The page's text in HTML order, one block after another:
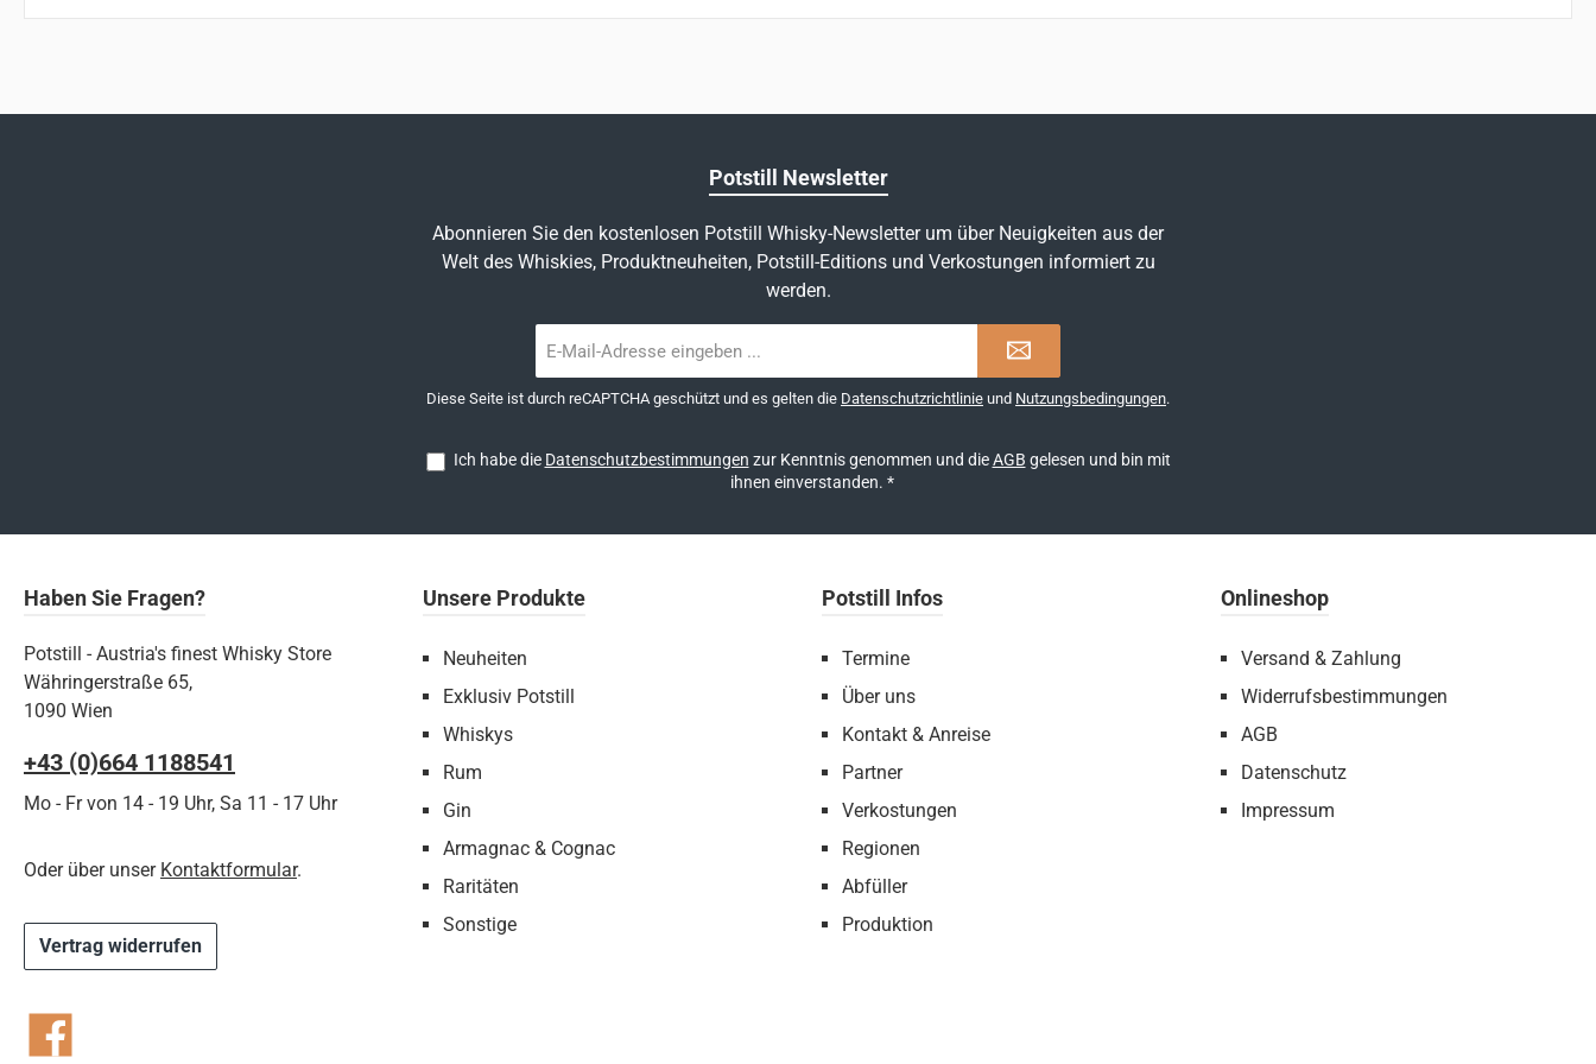
Potstill Newsletter
Abonnieren Sie den kostenlosen Potstill Whisky-Newsletter um über Neuigkeiten aus der
Welt des Whiskies, Produktneuheiten, Potstill-Editions und Verkostungen informiert zu
werden.
Mail-
Diese Seite ist durch reCAPTCHA geschützt und es gelten die Datenschutzrichtlinie und Nutzungsbedingungen.
Ich habe die Datenschutzbestimmungen zur Kenntnis genommen und dieAGB gelesen und bin mit
ihnen einverstanden. *
Haben Sie Fragen?
Potstill - Austria's finest Whisky Store
Währingerstraße 65,
1090 Wien
+43 (0)664 1188541‬
Mo - Fr von 14 - 19 Uhr, Sa 11 - 17 Uhr
Oder über unser Kontaktformular.
Vertrag widerrufen
Facebook
Unsere Produkte
Neuheiten
Exklusiv Potstill
Whiskys
Rum
Gin
Armagnac & Cognac
Raritäten
Sonstige
Potstill Infos
Termine
Über uns
Kontakt & Anreise
Partner
Verkostungen
Regionen
Abfüller
Produktion
Onlineshop
Versand & Zahlung
Widerrufsbestimmungen
AGB
Datenschutz
Impressum